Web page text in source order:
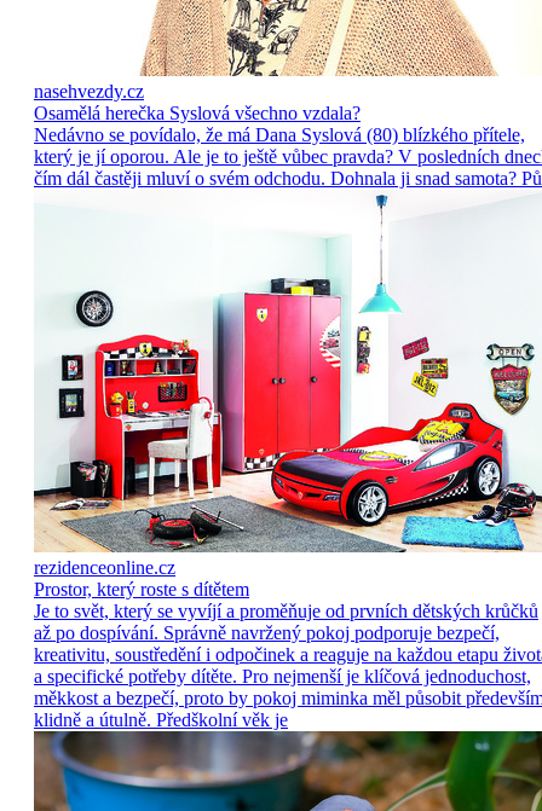
nasehvezdy.cz
Osamělá herečka Syslová všechno vzdala?
Nedávno se povídalo, že má Dana Syslová (80) blízkého přítele,
který je jí oporou. Ale je to ještě vůbec pravda? V posledních
čím dál častěji mluví o svém odchodu. Dohnala ji snad samota?
rezidenceonline.cz
Prostor, který roste s dítětem
Je to svět, který se vyvíjí a proměňuje od prvních dětských krůčků
až po dospívání. Správně navržený pokoj podporuje bezpečí,
kreativitu, soustředění i odpočinek a reaguje na každou etapu
a specifické potřeby dítěte. Pro nejmenší je klíčová jednoduchost,
měkkost a bezpečí, proto by pokoj miminka měl působit
klidně a útulně. Předškolní věk je